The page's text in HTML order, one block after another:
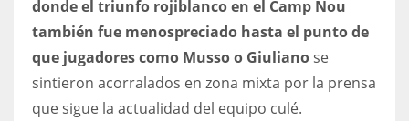
donde el triunfo rojiblanco en el Camp Nou
también fue menospreciado hasta el punto de
que jugadores como Musso o Giuliano se
sintieron acorralados en zona mixta por la prensa
que sigue la actualidad del equipo culé.